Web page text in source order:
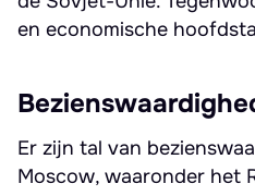
en economische
Er zijn tal van
Moscow, waaronder het